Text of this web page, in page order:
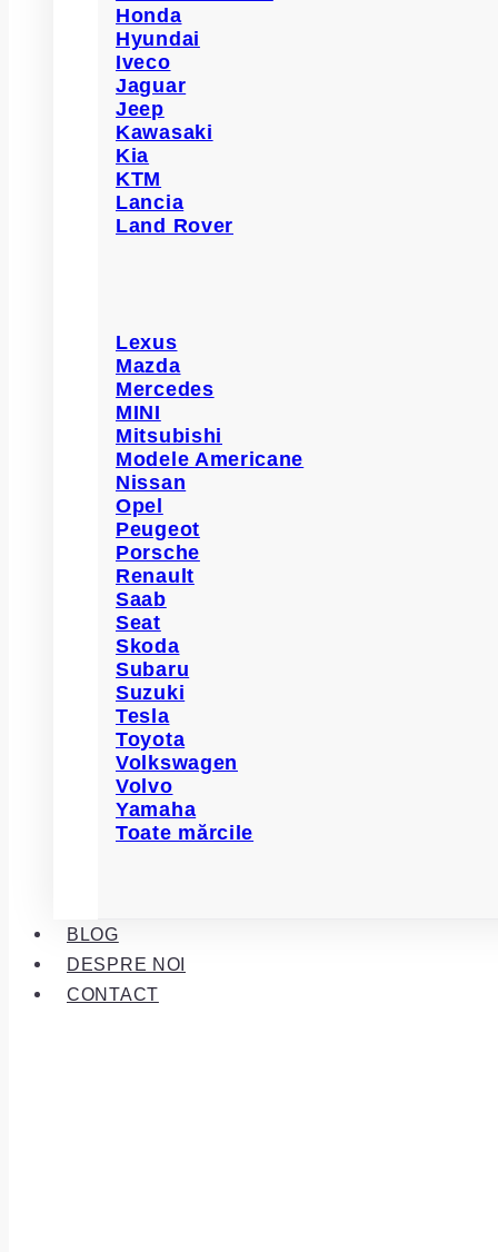
Honda
Hyundai
Iveco
Jaguar
Jeep
Kawasaki
Kia
KTM
Lancia
Land Rover
Lexus
Mazda
Mercedes
MINI
Mitsubishi
Modele Americane
Nissan
Opel
Peugeot
Porsche
Renault
Saab
Seat
Skoda
Subaru
Suzuki
Tesla
Toyota
Volkswagen
Volvo
Yamaha
Toate mărcile
BLOG
DESPRE NOI
CONTACT